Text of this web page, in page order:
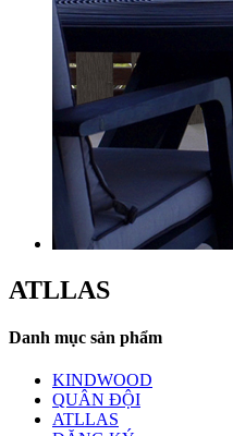
ATLLAS
Danh mục sản phẩm
KINDWOOD
QUÂN ĐỘI
ATLLAS